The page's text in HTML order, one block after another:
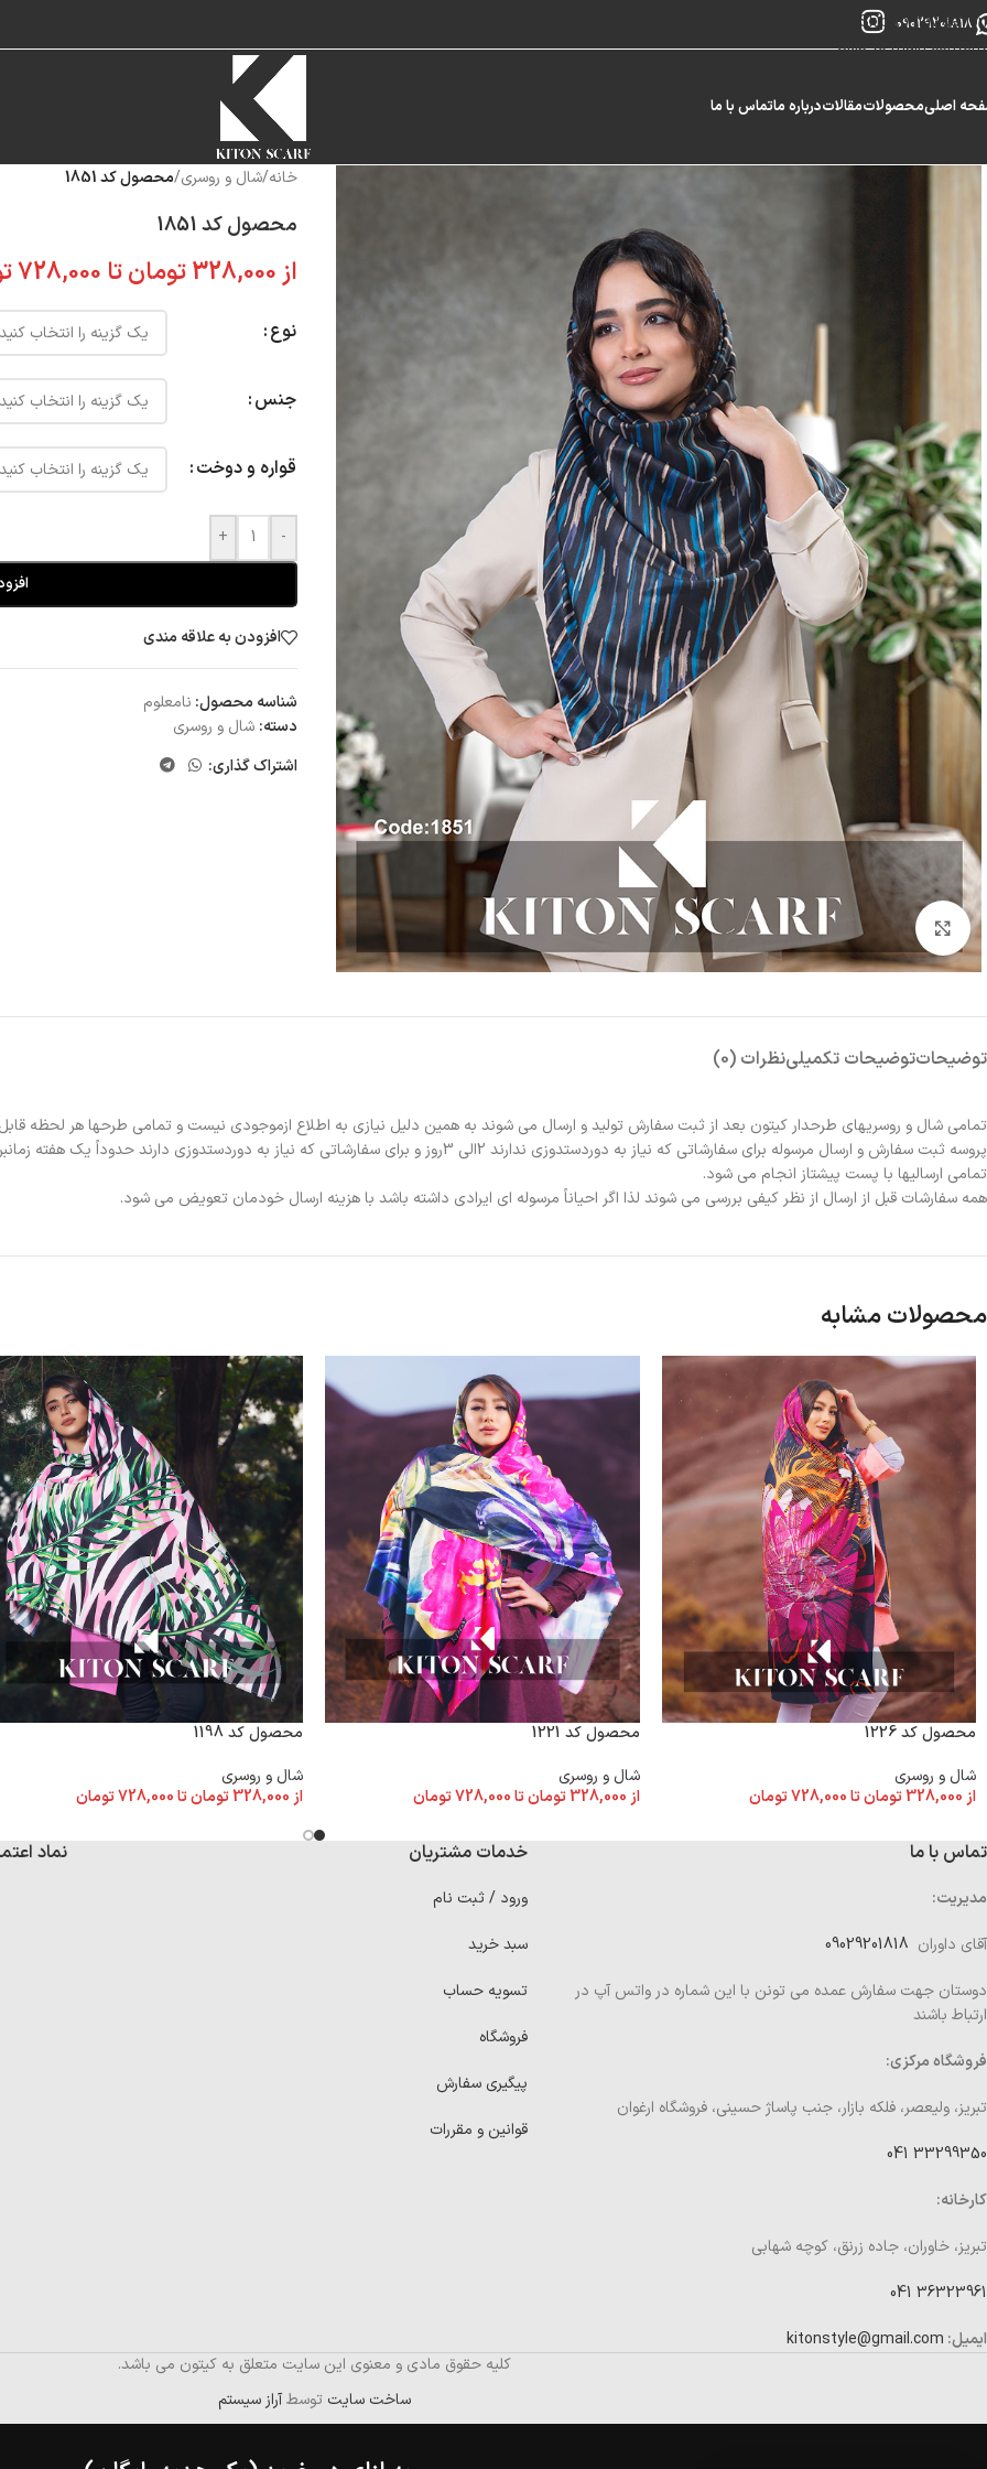
Skip to navigation
Skip to main content
09029201818
اصلیمحصولاتمقالاتدرباره ماتماس با ما
بزرگنمایی تصویر
خانه/شال و روسری/محصول کد 1851
محصول کد 1851
از328,000تومانتا 728,000
نوع
جنس
قواره و دوخت
-
+
افزودن به علاقه مندی
شناسه محصول: نامعلوم
دسته: شال و روسری
اشتراک گذاری:
توضیحاتتوضیحات تکمیلینظرات (0)
تمامی شال و روسریهای طرحدار کیتون بعد از ثبت سفارش تولید و ارسال می شوند به همین دلیل نیازی به اطلاع ازموجودی نیست و تمامی طرحها هر لحظه
پروسه ثبت سفارش و ارسال مرسوله برای سفارشاتی که نیاز به دوردستدوزی ندارند 2الی 3روز و برای سفارشاتی که نیاز به دوردستدوزی دارند حدوداً یک هفته زمانبر خواهد بود.
تمامی ارسالیها با پست پیشتاز انجام می شود.
همه سفارشات قبل از ارسال از نظر کیفی بررسی می شوند لذا اگر احیاناً مرسوله ای ایرادی داشته باشد با هزینه ارسال خودمان تعویض می شود.
محصولات مشابه
محصول کد 1226
شال و روسری
از328,000تومانتا728,000تومان
محصول کد 1221
شال و روسری
از328,000 تومانتا728,000تومان
محصول کد 1198
شال و روسری
از328,000تومانتا728,000تومان
تماس با ما
مدیریت:
آقای داوران
دوستان جهت سفارش عمده می تونن با این شماره در واتس آپ در
ارتباط باشند
فروشگاه مرکزی:
تبریز، ولیعصر، فلکه بازار، جنب پاساژ حسینی، فروشگاه ارغوان
33299350 041
کارخانه:
تبریز، خاوران، جاده زرنق، کوچه شهابی
36323961 041
ایمیل: kitonstyle@gmail.com
خدمات مشتریان
ورود / ثبت نام
سبد خرید
تسویه حساب
فروشگاه
پیگیری سفارش
قوانین و مقررات
نماد
کلیه حقوق مادی و معنوی این سایت متعلق به کیتون می باشد.
ساخت سایت توسطآراز سیستم